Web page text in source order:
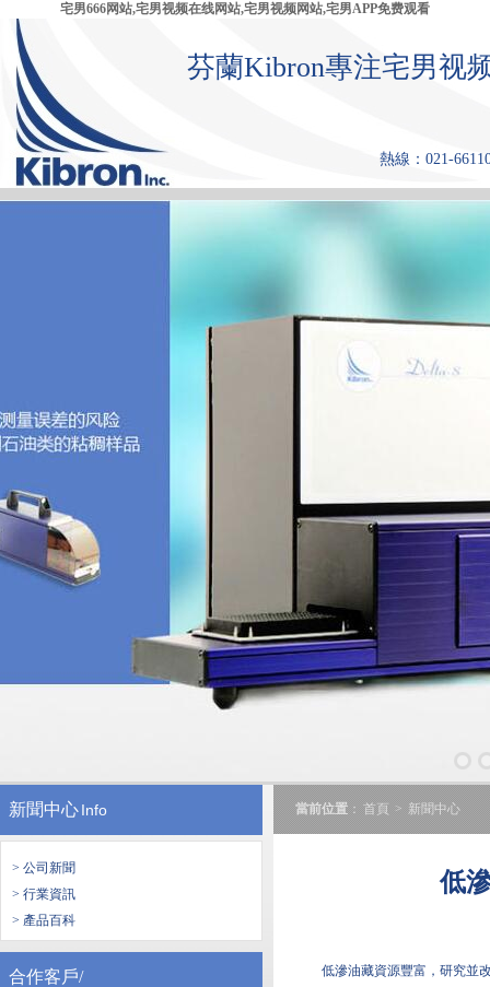
宅男666网站,宅男视频在线网站,宅男视频网站,宅男APP免费观看
芬蘭Kibron專注宅男视
熱線：021-
首 頁 產品中心 張力儀 宅
新聞中心Info
> 公司新聞
> 行業資訊
> 產品百科
合作客戶/
當前位置 ： 首頁 > 新聞中心
低
低滲油藏資源豐富，研究並